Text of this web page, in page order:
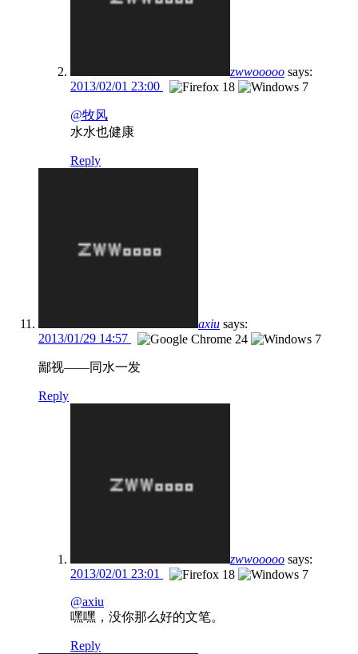
zwwooooo says:
2013/02/01 23:00
@牧风
水水也健康
Reply
axiu says:
2013/01/29 14:57
鄙视——同水一发
Reply
zwwooooo says:
2013/02/01 23:01
@axiu
嘿嘿，没你那么好的文笔。
Reply